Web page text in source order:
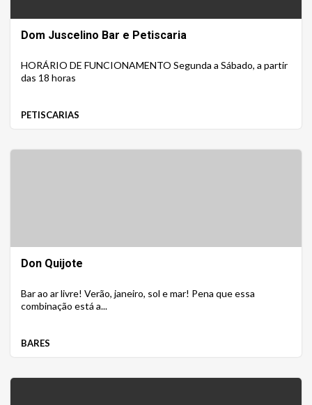
Dom Juscelino Bar e Petiscaria
HORÁRIO DE FUNCIONAMENTO Segunda a Sábado, a partir
das 18 horas
PETISCARIAS
Don Quijote
Bar ao ar livre! Verão, janeiro, sol e mar! Pena que essa
combinação está a...
BARES